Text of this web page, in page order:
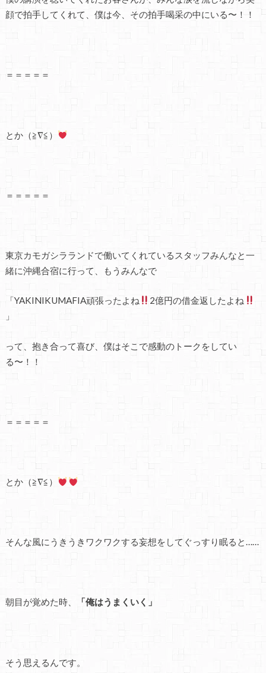
顔で拍手してくれて、僕は今、その拍手喝采の中にいる〜！！
＝＝＝＝＝
とか（≧∇≦）
＝＝＝＝＝
東京カモガシラランドで働いてくれているスタッフみんなと一
緒に沖縄合宿に行って、もうみんなで
「YAKINIKUMAFIA頑張ったよね
2億円の借金返したよね
」
って、抱き合って喜び、僕はそこで感動のトークをしてい
る〜！！
＝＝＝＝＝
とか（≧∇≦）
そんな風にうきうきワクワクする妄想をしてぐっすり眠ると……
朝目が覚めた時、 「俺はうまくいく」
そう思えるんです。